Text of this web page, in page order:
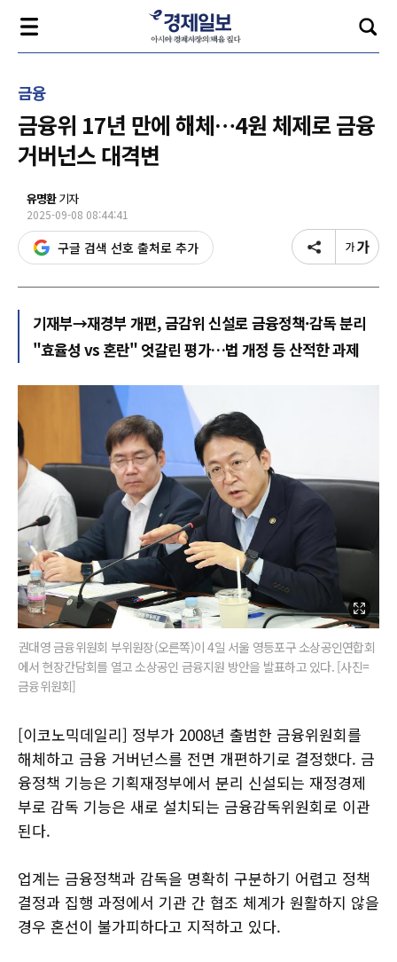
금융
금융위 17년 만에 해체…4원 체제로 금융
거버넌스 대격변
유명환기자
2025-09-08 08:44:41
구글 검색 선호 출처로 추가
기재부→재경부 개편, 금감위 신설로 금융정책·감독 분리
"효율성 vs 혼란" 엇갈린 평가…법 개정 등 산적한 과제
권대영 금융위원회 부위원장(오른쪽)이 4일 서울 영등포구 소상공인연합회
에서 현장간담회를 열고 소상공인 금융지원 방안을 발표하고 있다. [사진=
금융위원회]
[이코노믹데일리] 정부가 2008년 출범한 금융위원회를
해체하고 금융 거버넌스를 전면 개편하기로 결정했다. 금
융정책 기능은 기획재정부에서 분리 신설되는 재정경제
부로 감독 기능은 새로 설치되는 금융감독위원회로 이관
된다.
업계는 금융정책과 감독을 명확히 구분하기 어렵고 정책
결정과 집행 과정에서 기관 간 협조 체계가 원활하지 않을
경우 혼선이 불가피하다고 지적하고 있다.